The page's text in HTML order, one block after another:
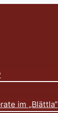
im „Blättla“